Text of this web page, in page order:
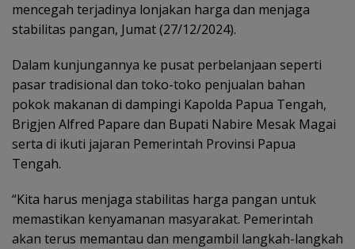
mencegah terjadinya lonjakan harga dan menjaga
stabilitas pangan, Jumat (27/12/2024).
Dalam kunjungannya ke pusat perbelanjaan seperti
pasar tradisional dan toko-toko penjualan bahan
pokok makanan di dampingi Kapolda Papua Tengah,
Brigjen Alfred Papare dan Bupati Nabire Mesak Magai
serta di ikuti jajaran Pemerintah Provinsi Papua
Tengah.
“Kita harus menjaga stabilitas harga pangan untuk
memastikan kenyamanan masyarakat. Pemerintah
akan terus memantau dan mengambil langkah-langkah